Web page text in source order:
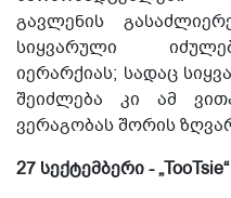
გავლენის
სიყვარული
იერარქიას; სადაც
შეიძლება კი ამ
ვერაგობას შორის
27 სექტემბერი - „TooTsie“